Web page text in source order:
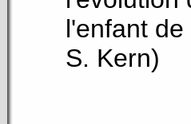
l'enfant
S. Kern)